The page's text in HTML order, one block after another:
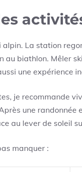
alpin. La station
au biathlon. Mêler
une expérience
je recommande
une randonnée
au lever de soleil
manquer :